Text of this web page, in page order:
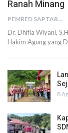
Ranah Minang
PEMRED SAPTARIUS
Dr. Dhifla Wiyani,
Hakim Agung yang
8